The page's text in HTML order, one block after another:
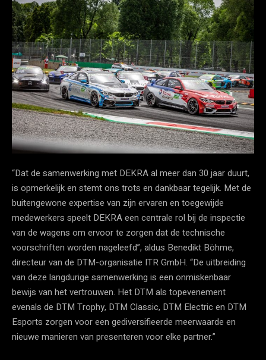
“Dat de samenwerking met DEKRA al meer dan 30 jaar duurt,
is opmerkelijk en stemt ons trots en dankbaar tegelijk. Met de
buitengewone expertise van zijn ervaren en toegewijde
medewerkers speelt DEKRA een centrale rol bij de inspectie
van de wagens om ervoor te zorgen dat de technische
voorschriften worden nageleefd”, aldus Benedikt Böhme,
directeur van de DTM-organisatie ITR GmbH. “De uitbreiding
van deze langdurige samenwerking is een onmiskenbaar
bewijs van het vertrouwen. Het DTM als topevenement
evenals de DTM Trophy, DTM Classic, DTM Electric en DTM
Esports zorgen voor een gediversifieerde meerwaarde en
nieuwe manieren van presenteren voor elke partner.”